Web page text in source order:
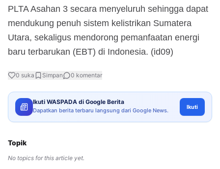
PLTA Asahan 3 secara menyeluruh sehingga dapat
mendukung penuh sistem kelistrikan Sumatera
Utara, sekaligus mendorong pemanfaatan energi
baru terbarukan (EBT) di Indonesia. (id09)
0 suka Simpan 0 komentar
Ikuti WASPADA di Google Berita
Dapatkan berita terbaru langsung dari Google News. Ikuti
Topik
No topics for this article yet.